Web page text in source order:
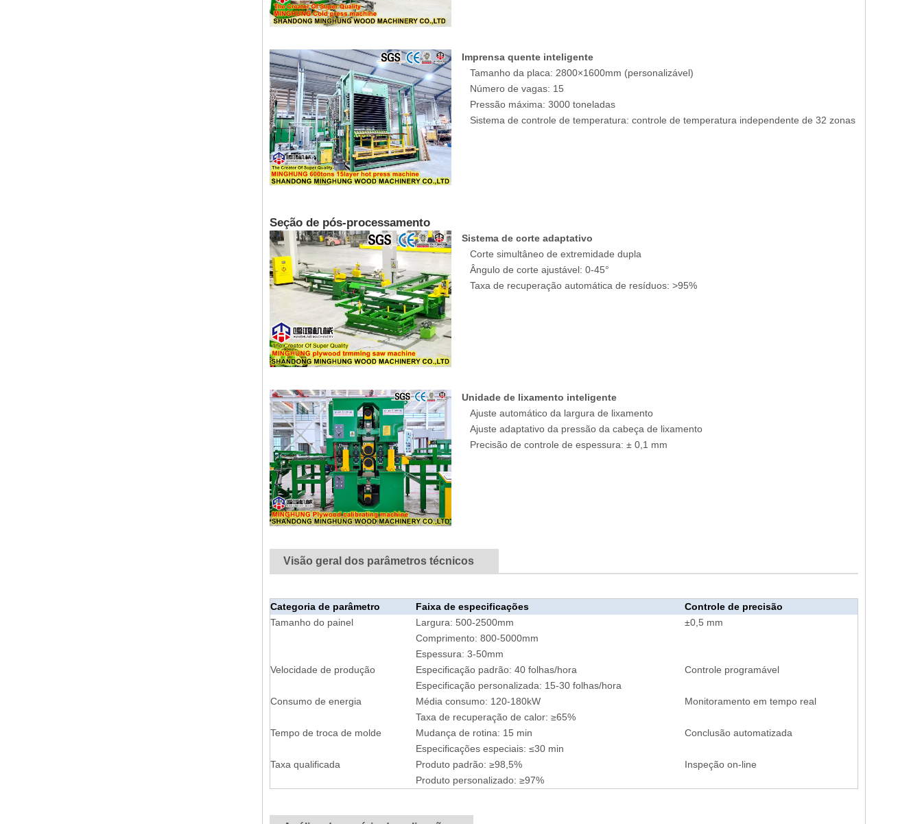
Imprensa quente inteligente
Tamanho da placa: 2800×1600mm (personalizável)
Número de vagas: 15
Pressão máxima: 3000 toneladas
Sistema de controle de temperatura: controle de temperatura independente de 32 zonas
Seção de pós-processamento
Sistema de corte adaptativo
Corte simultâneo de extremidade dupla
Ângulo de corte ajustável: 0-45°
Taxa de recuperação automática de resíduos: >95%
Unidade de lixamento inteligente
Ajuste automático da largura de lixamento
Ajuste adaptativo da pressão da cabeça de lixamento
Precisão de controle de espessura: ± 0,1 mm
Visão geral dos parâmetros técnicos
Categoria de parâmetro Faixa de especificações
Controle de precisão
Tamanho do painel
Largura: 500-2500mm
±0,5 mm
Comprimento: 800-5000mm
Espessura: 3-50mm
Velocidade de produção
Especificação padrão: 40 folhas/hora
Controle programável
Especificação personalizada: 15-30 folhas/hora
Consumo de energia
Média consumo: 120-180kW
Monitoramento em tempo real
Taxa de recuperação de calor: ≥65%
Tempo de troca de molde
Mudança de rotina: 15 min
Conclusão automatizada
Especificações especiais: ≤30 min
Taxa qualificada
Produto padrão: ≥98,5%
Inspeção on-line
Produto personalizado: ≥97%